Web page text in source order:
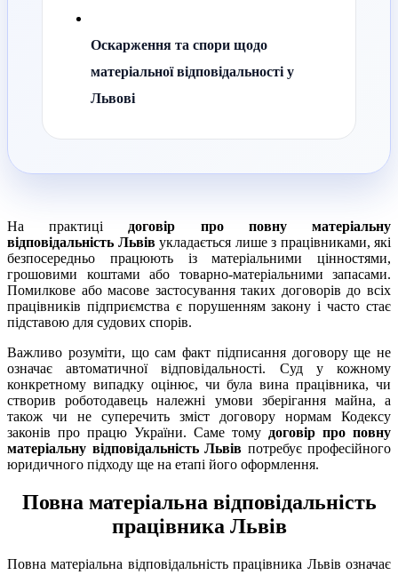
Оскарження та спори щодо
матеріальної відповідальності у
Львові
На практиці договір про повну матеріальну
відповідальність Львівукладається лише з працівниками, які
безпосередньо працюють із матеріальними цінностями,
грошовими коштами або товарно-матеріальними запасами.
Помилкове або масове застосування таких договорів до всіх
працівників підприємства є порушенням закону і часто стає
підставою для судових спорів.
Важливо розуміти, що сам факт підписання договору ще не
означає автоматичної відповідальності. Суд у кожному
конкретному випадку оцінює, чи була вина працівника, чи
створив роботодавець належні умови зберігання майна, а
також чи не суперечить зміст договору нормам Кодексу
законів про працю України. Саме тому договір про повну
матеріальну відповідальність Львів потребує професійного
юридичного підходу ще на етапі його оформлення.
Повна матеріальна відповідальність
працівника Львів
Повна матеріальна відповідальність працівника Львів означає